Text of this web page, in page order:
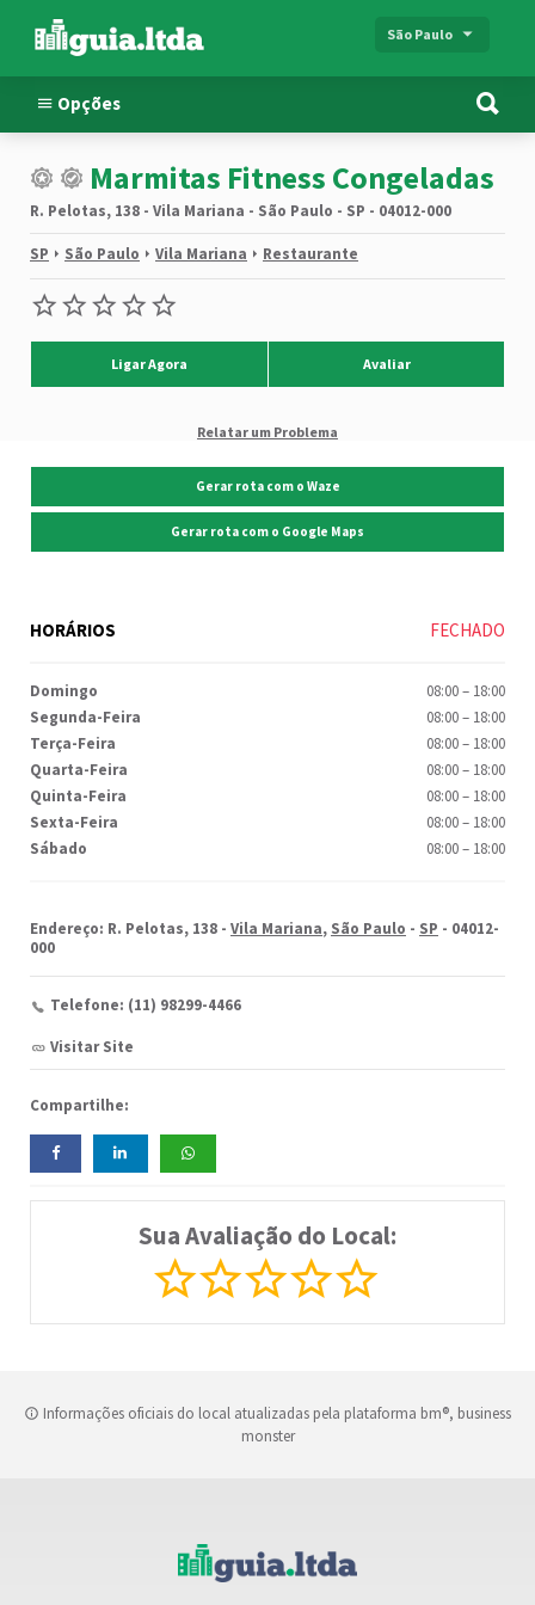
São Paulo
Opções
Marmitas Fitness Congeladas
R. Pelotas, 138 - Vila Mariana - São Paulo - SP - 04012-000
SP São Paulo Vila Mariana Restaurante
Ligar Agora Avaliar
Relatar um Problema
Endereço: R. Pelotas, 138 - Vila Mariana, São Paulo - SP - 04012-
000
Telefone: (11) 98299-4466
Visitar Site
Compartilhe:
Sua Avaliação do Local:
Gerar rota com o Waze
Gerar rota com o Google Maps
HORÁRIOS FECHADO
Domingo 08:00– 18:00
Segunda-Feira
08:00– 18:00
Terça-Feira
08:00– 18:00
Quarta-Feira
08:00– 18:00
Quinta-Feira
08:00– 18:00
Sexta-Feira
08:00– 18:00
Sábado
08:00– 18:00
Informações oficiais do local atualizadas pela plataforma bm®, business
monster